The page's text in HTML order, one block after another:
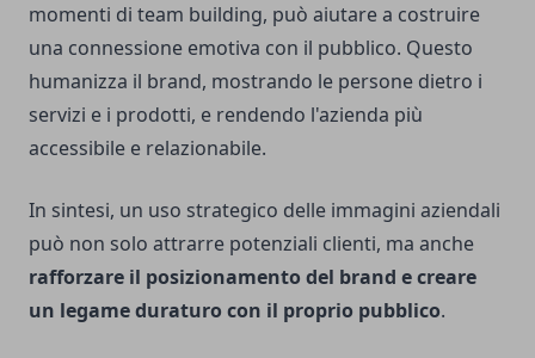
momenti di team building, può aiutare a costruire
una connessione emotiva con il pubblico. Questo
humanizza il brand, mostrando le persone dietro i
servizi e i prodotti, e rendendo l'azienda più
accessibile e relazionabile.
In sintesi, un uso strategico delle immagini aziendali
può non solo attrarre potenziali clienti, ma anche
rafforzare il posizionamento del brand e creare
un legame duraturo con il proprio pubblico.